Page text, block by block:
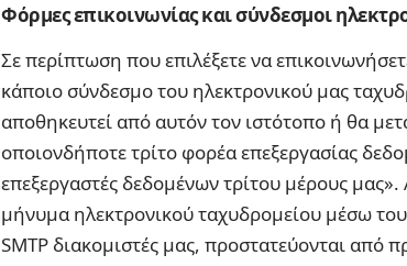
Φόρμες επικοινωνίας και σύνδεσμοι
Σε περίπτωση που επιλέξετε να
κάποιο σύνδεσμο του ηλεκτρονικού μας
αποθηκευτεί από αυτόν τον ιστότοπο ή θα
οποιονδήποτε τρίτο φορέα επεξεργασίας
επεξεργαστές δεδομένων τρίτου μέρους
μήνυμα ηλεκτρονικού ταχυδρομείου μέσω
SMTP διακομιστές μας, προστατεύονται από